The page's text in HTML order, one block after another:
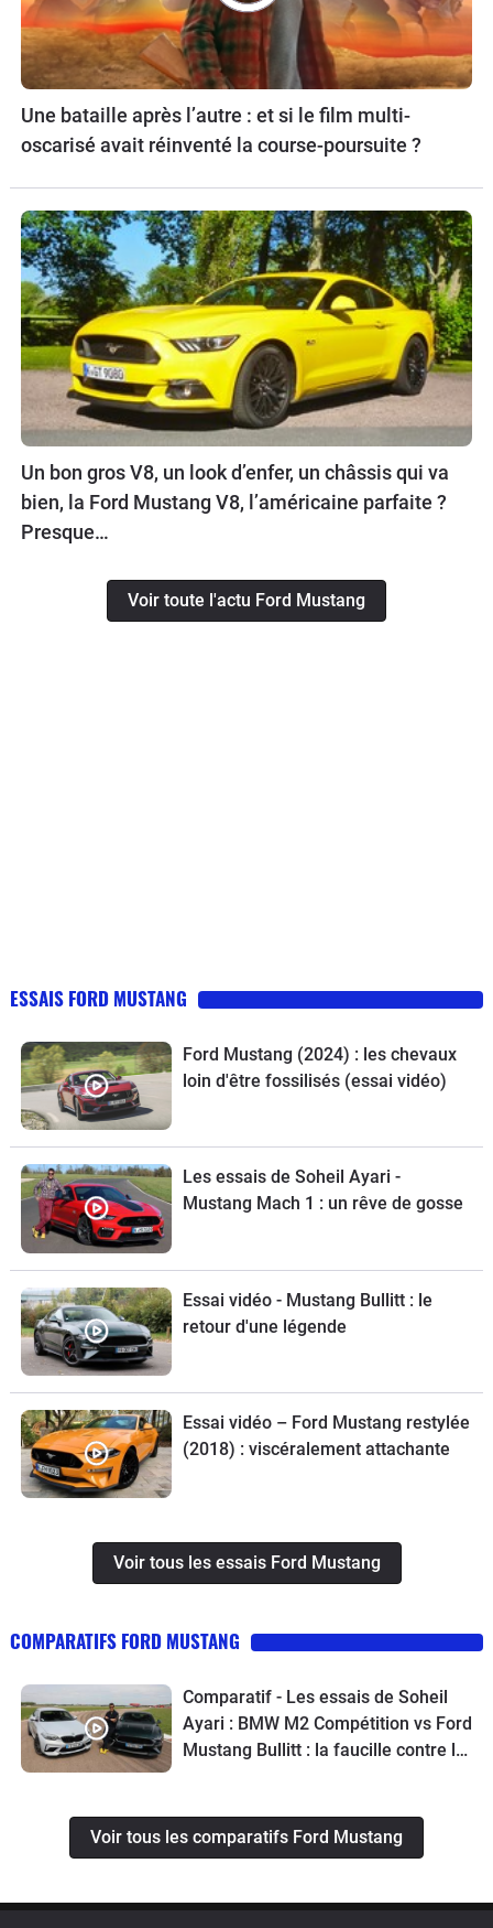
Une bataille après l’autre : et si le film multi-
oscarisé avait réinventé la course-poursuite ?
Un bon gros V8, un look d’enfer, un châssis qui va
bien, la Ford Mustang V8, l’américaine parfaite ?
Presque…
Voir toute l'actu Ford Mustang
ESSAIS FORD MUSTANG
Ford Mustang (2024) : les chevaux
loin d'être fossilisés (essai vidéo)
Les essais de Soheil Ayari -
Mustang Mach 1 : un rêve de gosse
Essai vidéo - Mustang Bullitt : le
retour d'une légende
Essai vidéo – Ford Mustang restylée
(2018) : viscéralement attachante
Voir tous les essais Ford Mustang
COMPARATIFS FORD MUSTANG
Comparatif - Les essais de Soheil
Ayari : BMW M2 Compétition vs Ford
Mustang Bullitt : la faucille contre le
Voir tous les comparatifs Ford Mustang